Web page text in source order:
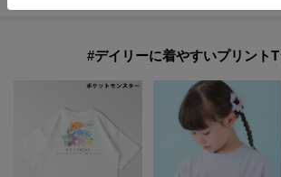
#デイリーに着やすいプリント